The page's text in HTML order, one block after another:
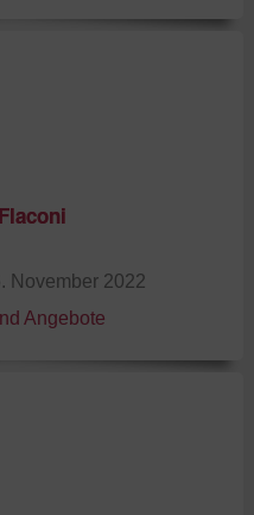
November 2022
Angebote